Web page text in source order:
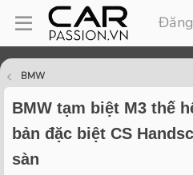
BMW
BMW tạm biệt M3 thế
bản đặc biệt CS
sàn